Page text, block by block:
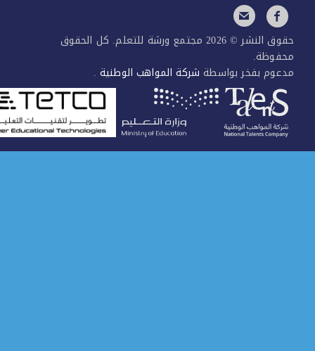
حقوق النشر © 2026 مجتمع ورشة للتعلم. كل الحقوق
بفخر بواسطةشركة المواهب الوطنية.